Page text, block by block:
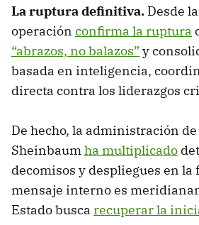
La ruptura definitiva. Desde
operación confirma la ruptura
“abrazos, no balazos” y
basada en inteligencia,
directa contra los liderazgos
De hecho, la administración
Sheinbaumha multiplicado
decomisos y despliegues en
mensaje interno es
Estado busca recuperar la